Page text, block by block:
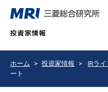
ホーム 投資家情報 IRラ
ート